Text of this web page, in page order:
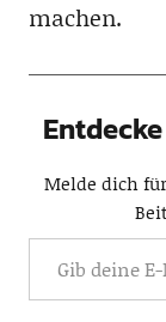
machen.
Melde dich